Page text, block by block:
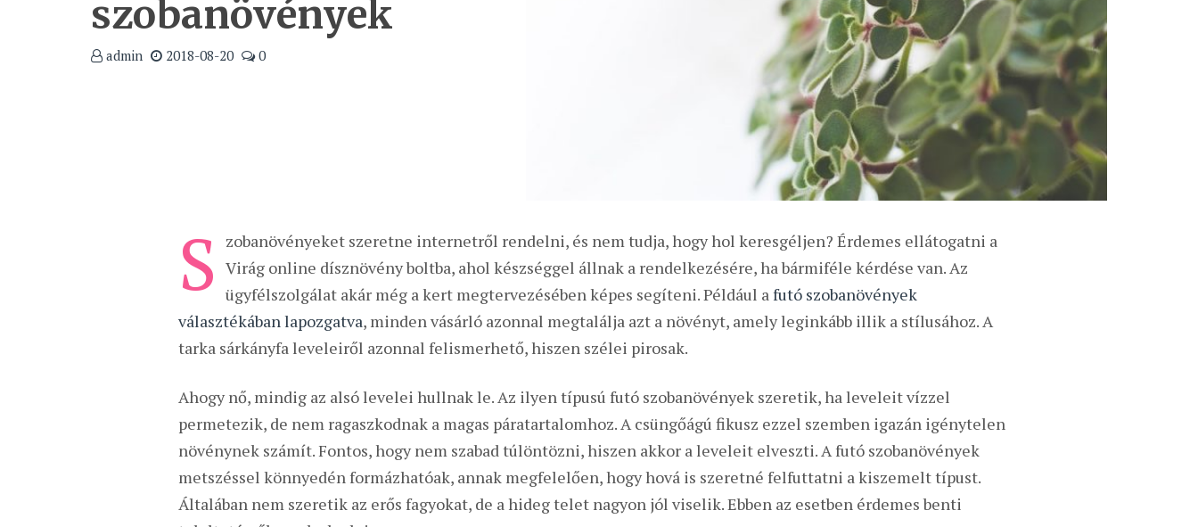
szobanövények
admin 2018-08-20 0
S
zobanövényeket szeretne internetről rendelni, és nem tudja, hogy hol keresgéljen? Érdemes ellátogatni a
Virág online dísznövény boltba, ahol készséggel állnak a rendelkezésére, ha bármiféle kérdése van. Az
ügyfélszolgálat akár még a kert megtervezésében képes segíteni. Például afutó szobanövények
választékában lapozgatva, minden vásárló azonnal megtalálja azt a növényt, amely leginkább illik a stílusához. A
tarka sárkányfa leveleiről azonnal felismerhető, hiszen szélei pirosak.
Ahogy nő, mindig az alsó levelei hullnak le. Az ilyen típusú futó szobanövények szeretik, ha leveleit vízzel
permetezik, de nem ragaszkodnak a magas páratartalomhoz. A csüngőágú fikusz ezzel szemben igazán igénytelen
növénynek számít. Fontos, hogy nem szabad túlöntözni, hiszen akkor a leveleit elveszti. A futó szobanövények
metszéssel könnyedén formázhatóak, annak megfelelően, hogy hová is szeretné felfuttatni a kiszemelt típust.
Általában nem szeretik az erős fagyokat, de a hideg telet nagyon jól viselik. Ebben az esetben érdemes benti